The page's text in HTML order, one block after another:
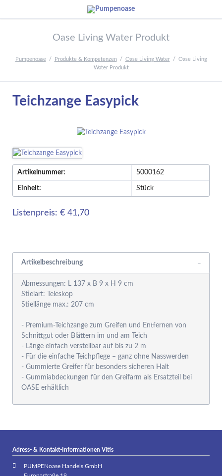
Oase Living Water Produkt
Pumpenoase Produkte & Kompetenzen Oase Living Water
Oase Living
Water Produkt
Teichzange Easypick
Artikelnummer: 5000162
Einheit: Stück
Listenpreis: € 41,70
Artikelbeschreibung
Abmessungen: L 137 x B 9 x H 9 cm
Stielart: Teleskop
Stiellänge max.: 207 cm
- Premium-Teichzange zum Greifen und Entfernen von
Schnittgut oder Blättern im und am Teich
- Länge einfach verstellbar auf bis zu 2 m
- Für die einfache Teichpflege – ganz ohne Nasswerden
- Gummierte Greifer für besonders sicheren Halt
- Gummiabdeckungen für den Greifarm als Ersatzteil bei
Adress- & Kontakt-Informationen Vitis
PUMPENoase Handels GmbH